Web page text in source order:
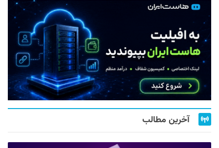
آخرین مطالب